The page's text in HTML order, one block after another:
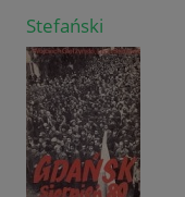
Stefański